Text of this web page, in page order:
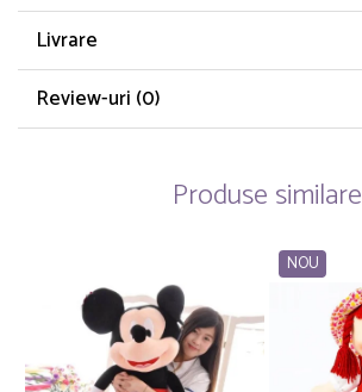
Livrare
Review-uri (0)
Produse similare
NOU